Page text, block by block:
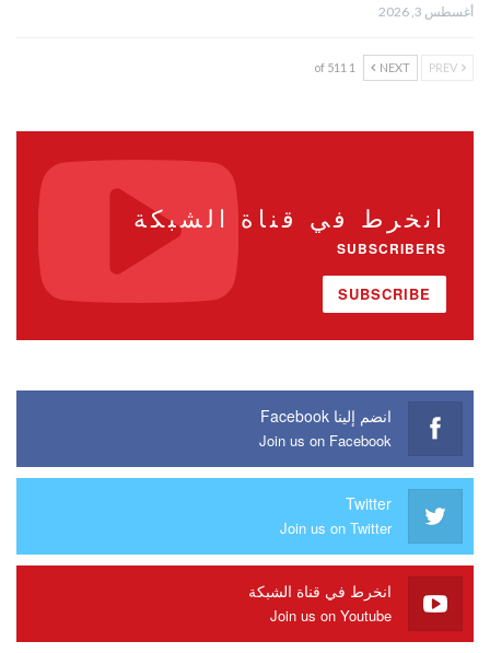
أغسطس 3, 2026
NEXT
1 of 511
انخرط في قناة الشبكة
SUBSCRIBERS
SUBSCRIBE
انضم إلينا Facebook
Join us on Facebook
Twitter
Join us on Twitter
انخرط في قناة الشبكة
Join us on Youtube